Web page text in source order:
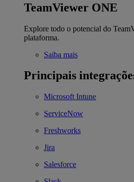
TeamViewer ONE
Explore todo o potencial do
plataforma.
Saiba mais
Principais
Microsoft Intune
ServiceNow
Freshworks
Jira
Salesforce